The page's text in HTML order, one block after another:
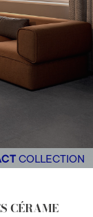
COLLECTION
CÉRAME